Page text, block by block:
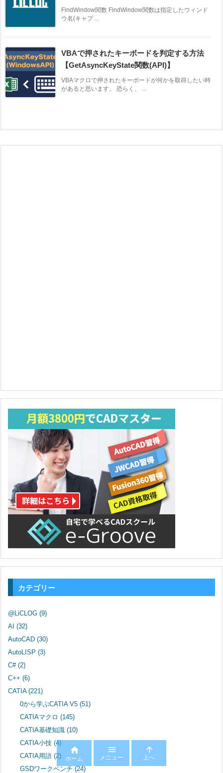
FindWindow関数 FindWindow関数は指定したウィンド
ウ名(キャプ ...
VBAで押されたキーボードを判定する方法
【GetAsyncKeyState関数(API)】
VBAマクロで押されたキーボードが何かを取得したい時
があると思います。 恐らく、 ...
カテゴリー
@LiCLOG (9)
AI (32)
AutoCAD (30)
AutoLISP (3)
C# (2)
C++ (6)
CATIA (221)
0から学ぶCATIA V5(51)
CATIAマクロ(145)
CATIA基礎知識(10)
CATIA小技(4)
CATIA用語(2)
GSDワークベンチ(24)

ホーム

メニュー

上へ